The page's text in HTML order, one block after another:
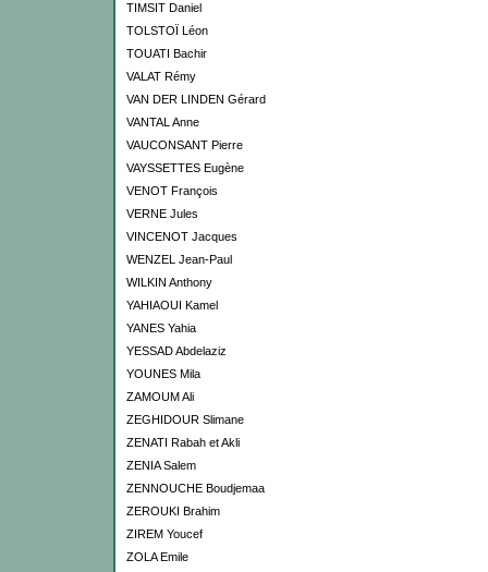
TIMSIT Daniel
TOLSTOÏ Léon
TOUATI Bachir
VALAT Rémy
VAN DER LINDEN Gérard
VANTAL Anne
VAUCONSANT Pierre
VAYSSETTES Eugène
VENOT François
VERNE Jules
VINCENOT Jacques
WENZEL Jean-Paul
WILKIN Anthony
YAHIAOUI Kamel
YANES Yahia
YESSAD Abdelaziz
YOUNES Mila
ZAMOUM Ali
ZEGHIDOUR Slimane
ZENATI Rabah et Akli
ZENIA Salem
ZENNOUCHE Boudjemaa
ZEROUKI Brahim
ZIREM Youcef
ZOLA Emile